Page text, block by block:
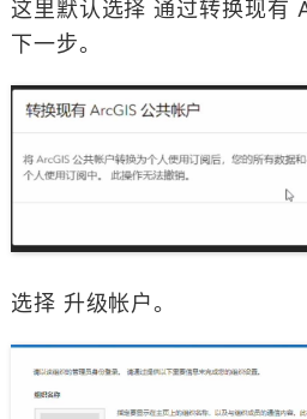
这里默认选择 通过转换现有
下一步。
选择 升级帐户。